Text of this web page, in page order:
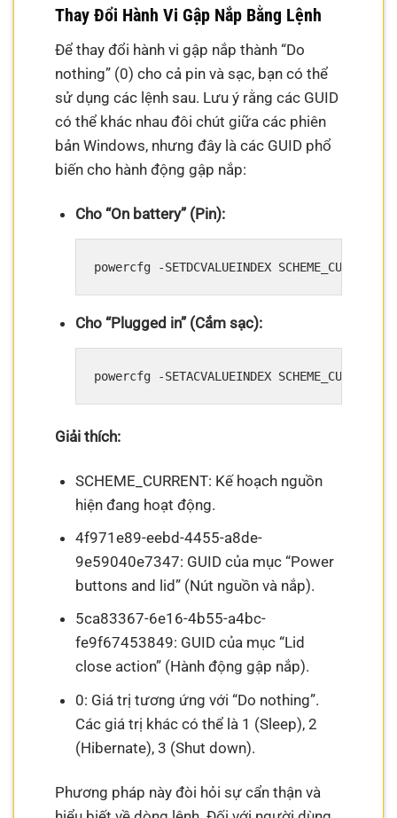
Thay Đổi Hành Vi Gập Nắp Bằng Lệnh
Để thay đổi hành vi gập nắp thành “Do
nothing” (0) cho cả pin và sạc, bạn có thể
sử dụng các lệnh sau. Lưu ý rằng các GUID
có thể khác nhau đôi chút giữa các phiên
bản Windows, nhưng đây là các GUID phổ
biến cho hành động gập nắp:
Cho “On battery” (Pin):
Cho “Plugged in” (Cắm sạc):
Giải thích:
SCHEME_CURRENT: Kế hoạch nguồn
hiện đang hoạt động.
4f971e89-eebd-4455-a8de-
9e59040e7347: GUID của mục “Power
buttons and lid” (Nút nguồn và nắp).
5ca83367-6e16-4b55-a4bc-
fe9f67453849: GUID của mục “Lid
close action” (Hành động gập nắp).
0: Giá trị tương ứng với “Do nothing”.
Các giá trị khác có thể là 1 (Sleep), 2
(Hibernate), 3 (Shut down).
Phương pháp này đòi hỏi sự cẩn thận và